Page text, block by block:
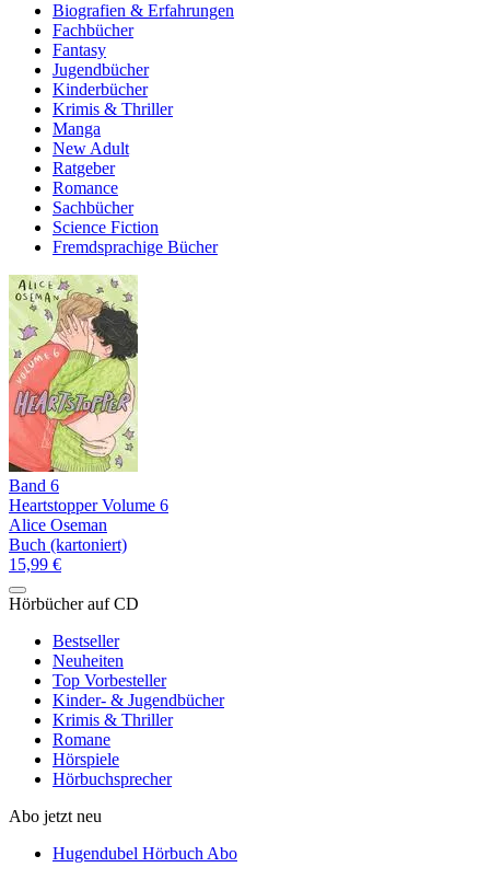
Biografien & Erfahrungen
Fachbücher
Fantasy
Jugendbücher
Kinderbücher
Krimis & Thriller
Manga
New Adult
Ratgeber
Romance
Sachbücher
Science Fiction
Fremdsprachige Bücher
Band 6
Heartstopper Volume 6
Alice Oseman
Buch (kartoniert)
15,99 €
Hörbücher auf CD
Bestseller
Neuheiten
Top Vorbesteller
Kinder- & Jugendbücher
Krimis & Thriller
Romane
Hörspiele
Hörbuchsprecher
Abo jetzt neu
Hugendubel Hörbuch Abo